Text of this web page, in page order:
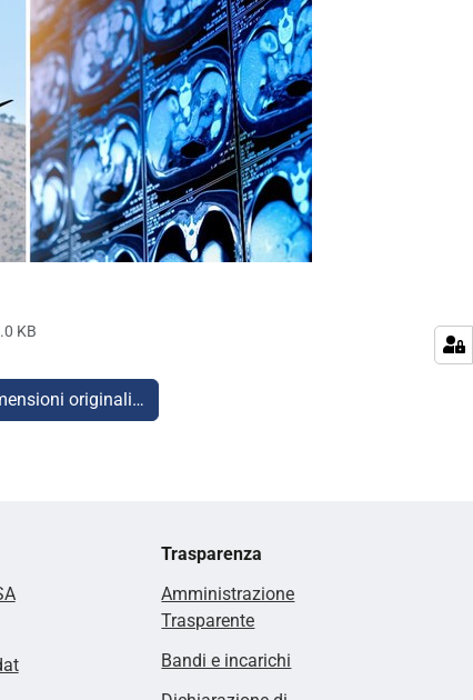
KB
originali…
Trasparenza
Amministrazione
Trasparente
Bandi e incarichi